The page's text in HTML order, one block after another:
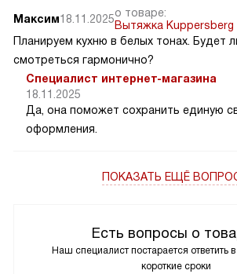
Есть вопросы о
Наш специалист постарается ответить
короткие сроки
Максим18.11.2025о товаре:
Вытяжка Kuppersberg
Планируем кухню в белых тонах. Будет
смотреться гармонично?
Специалист интернет-магазина
18.11.2025
Да, она поможет сохранить единую
оформления.
ПОКАЗАТЬ ЕЩЁ